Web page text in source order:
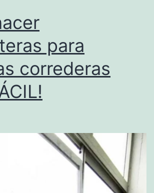
para
correderas